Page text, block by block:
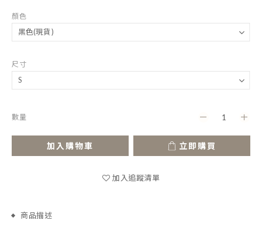
顏色
尺寸
數量
加入購物車 立即購買
加入追蹤清單
商品描述